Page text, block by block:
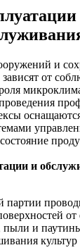
и
от
и
партии
от
пыли и
культур